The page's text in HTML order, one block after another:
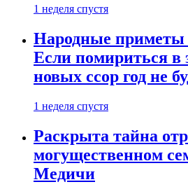
1 неделя спустя
Народные приметы
Если помириться в
новых ссор год не
1 неделя спустя
Раскрыта тайна
могущественном
Медичи